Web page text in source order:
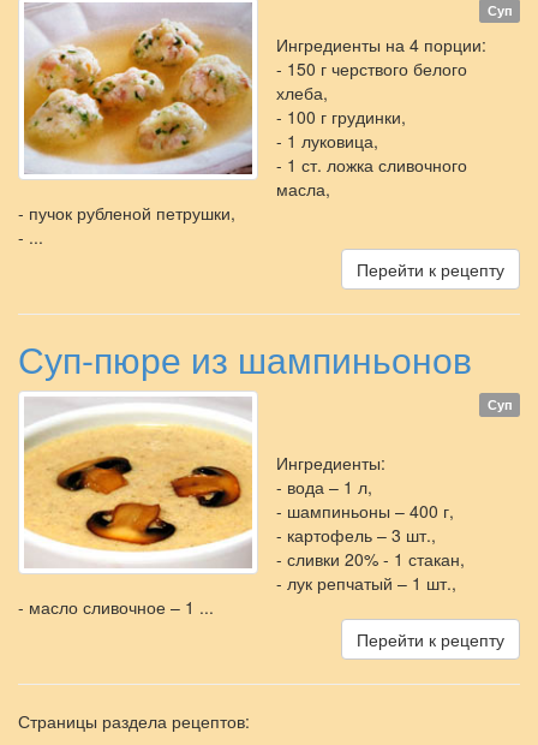
Суп
Ингредиенты на 4 порции:
- 150 г черствого белого
хлеба,
- 100 г грудинки,
- 1 луковица,
- 1 ст. ложка сливочного
масла,
- пучок рубленой петрушки,
- ...
Перейти к рецепту
Суп-пюре из шампиньонов
Суп
Ингредиенты:
- вода – 1 л,
- шампиньоны – 400 г,
- картофель – 3 шт.,
- сливки 20% - 1 стакан,
- лук репчатый – 1 шт.,
- масло сливочное – 1 ...
Перейти к рецепту
Страницы раздела рецептов: